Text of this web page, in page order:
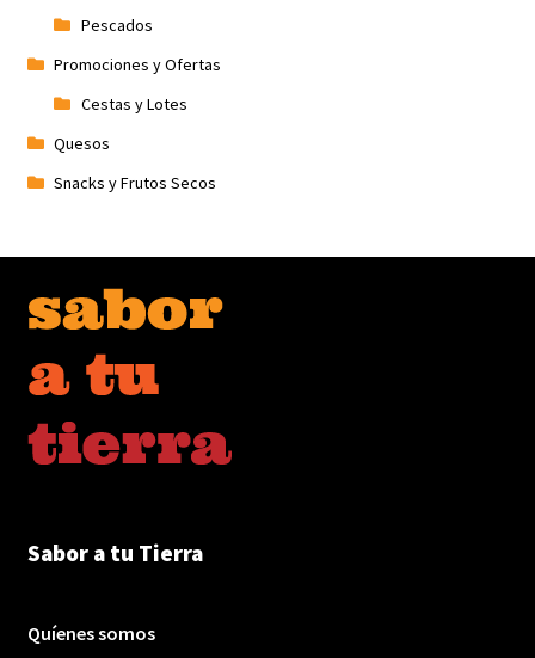
Pescados
Promociones y Ofertas
Cestas y Lotes
Quesos
Snacks y Frutos Secos
Sabor a tu Tierra
Quíenes somos